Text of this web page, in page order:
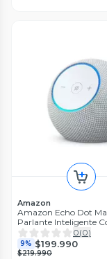
Amazon
Amazon Echo Dot
Parlante Inteligente
y Sonido Premium
0(0)
9% $199.990
$219.990